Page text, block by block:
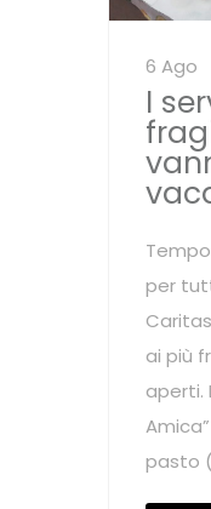
6 Ago
I
per
ai più
aperti.
pasto